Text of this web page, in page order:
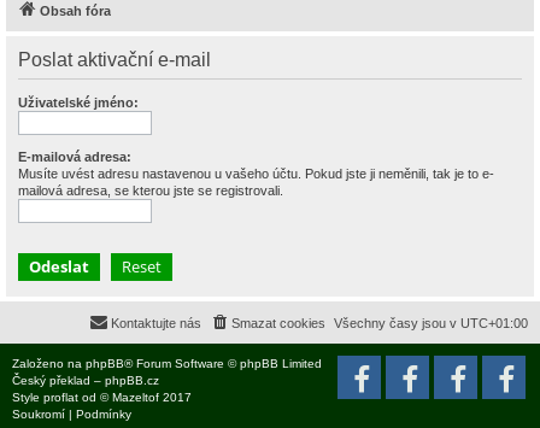
Obsah fóra
Poslat aktivační e-mail
Uživatelské jméno:
E-mailová adresa:
Musíte uvést adresu nastavenou u vašeho účtu. Pokud jste ji neměnili, tak je to e-
mailová adresa, se kterou jste se registrovali.
Všechny časy jsou v UTC+01:00
Smazat cookies
Kontaktujte nás
Založeno na phpBB® Forum Software © phpBB Limited
Český překlad – phpBB.cz
Style proflat od ©Mazeltof 2017
Soukromí | Podmínky